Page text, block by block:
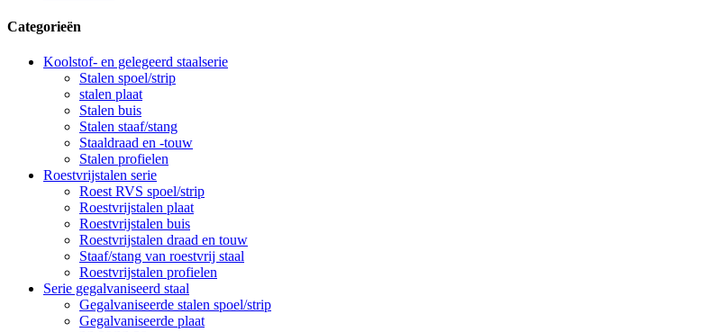
Categorieën
Koolstof- en gelegeerd staalserie
Stalen spoel/strip
stalen plaat
Stalen buis
Stalen staaf/stang
Staaldraad en -touw
Stalen profielen
Roestvrijstalen serie
Roest RVS spoel/strip
Roestvrijstalen plaat
Roestvrijstalen buis
Roestvrijstalen draad en touw
Staaf/stang van roestvrij staal
Roestvrijstalen profielen
Serie gegalvaniseerd staal
Gegalvaniseerde stalen spoel/strip
Gegalvaniseerde plaat